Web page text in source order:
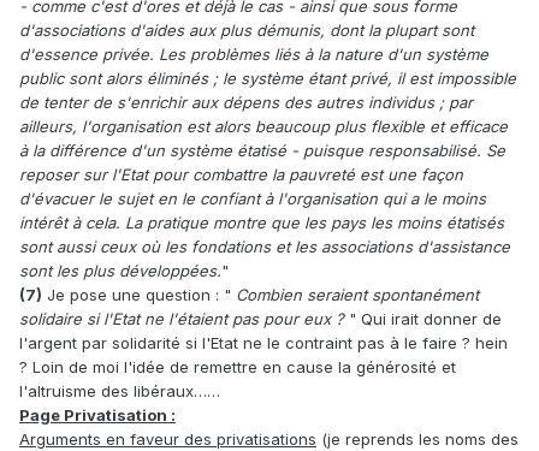
- comme c'est d'ores et déjà le cas - ainsi que sous forme
d'associations d'aides aux plus démunis, dont la plupart sont
d'essence privée. Les problèmes liés à la nature d'un système
public sont alors éliminés ; le système étant privé, il est impossible
de tenter de s'enrichir aux dépens des autres individus ; par
ailleurs, l'organisation est alors beaucoup plus flexible et efficace
à la différence d'un système étatisé - puisque responsabilisé. Se
reposer sur l'Etat pour combattre la pauvreté est une façon
d'évacuer le sujet en le confiant à l'organisation qui a le moins
intérêt à cela. La pratique montre que les pays les moins étatisés
sont aussi ceux où les fondations et les associations d'assistance
sont les plus développées."
(7) Je pose une question : " Combien seraient spontanément
solidaire si l'Etat ne l'étaient pas pour eux ?" Qui irait donner de
l'argent par solidarité si l'Etat ne le contraint pas à le faire ? hein
? Loin de moi l'idée de remettre en cause la générosité et
l'altruisme des libéraux……
Page Privatisation :
Arguments en faveur des privatisations (je reprends les noms des